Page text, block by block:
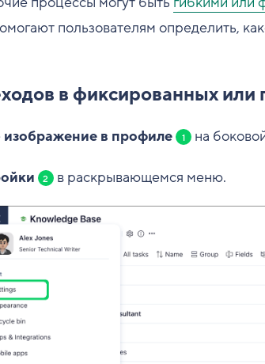
пользователям определить,
в фиксированных или
изображение в профиле 1 на
2 в раскрывающемся меню.